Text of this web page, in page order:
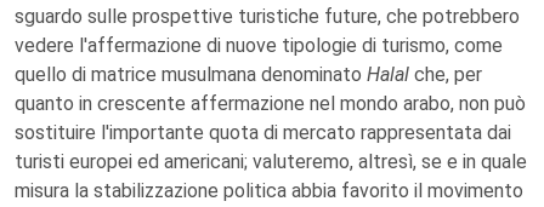
sguardo sulle prospettive turistiche future, che potrebbero
vedere l'affermazione di nuove tipologie di turismo, come
quello di matrice musulmana denominato Halal che, per
quanto in crescente affermazione nel mondo arabo, non può
sostituire l'importante quota di mercato rappresentata dai
turisti europei ed americani; valuteremo, altresì, se e in quale
misura la stabilizzazione politica abbia favorito il movimento